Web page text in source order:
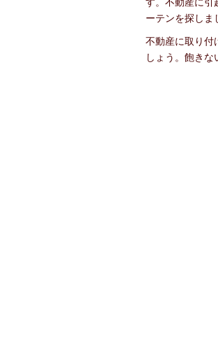
ーテンを探しま
不動産に取り付
しょう。飽きな